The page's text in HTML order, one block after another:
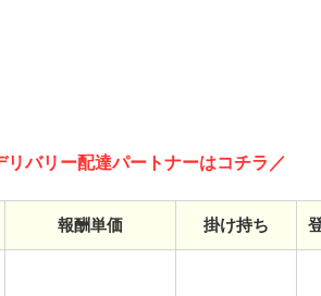
リバリー配達パートナーはコチラ／
報酬単価 掛け持ち